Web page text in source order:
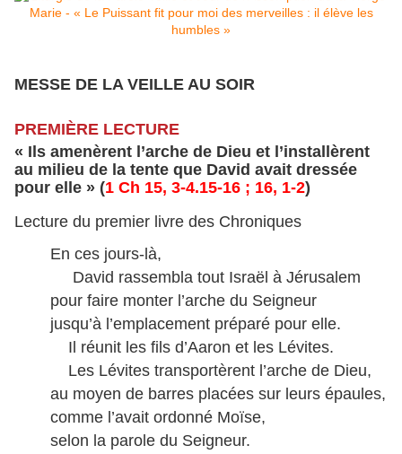
MESSE DE LA VEILLE AU SOIR
PREMIÈRE LECTURE
« Ils amenèrent l’arche de Dieu et l’installèrent
au milieu de la tente que David avait dressée
pour elle » (1 Ch 15, 3-4.15-16 ; 16, 1-2)
Lecture du premier livre des Chroniques
En ces jours-là,
David rassembla tout Israël à Jérusalem
pour faire monter l’arche du Seigneur
jusqu’à l’emplacement préparé pour elle.
Il réunit les fils d’Aaron et les Lévites.
Les Lévites transportèrent l’arche de Dieu,
au moyen de barres placées sur leurs épaules,
comme l’avait ordonné Moïse,
selon la parole du Seigneur.